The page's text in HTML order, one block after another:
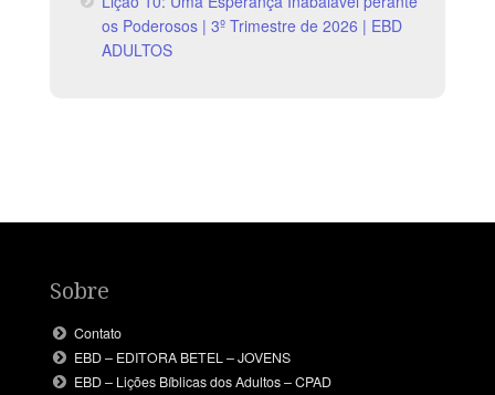
os Poderosos | 3º Trimestre de 2026 | EBD
ADULTOS
Sobre
Contato
EBD – EDITORA BETEL – JOVENS
EBD – Lições Bíblicas dos Adultos – CPAD